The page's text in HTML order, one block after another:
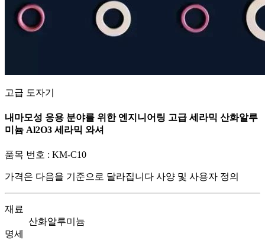
고급 도자기
내마모성 응용 분야를 위한 엔지니어링 고급 세라믹 산화알루
미늄 Al2O3 세라믹 와셔
품목 번호 : KM-C10
가격은 다음을 기준으로 달라집니다 사양 및 사용자 정의
재료
산화알루미늄
명세